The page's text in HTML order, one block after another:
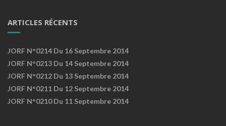
ARTICLES RÉCENTS
JORF N°0214 Du 16 Septembre 2014
JORF N°0213 Du 14 Septembre 2014
JORF N°0212 Du 13 Septembre 2014
JORF N°0211 Du 12 Septembre 2014
JORF N°0210 Du 11 Septembre 2014